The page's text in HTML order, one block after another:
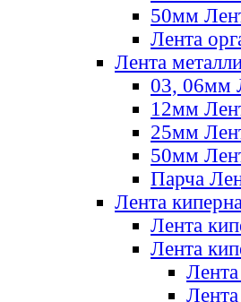
50мм
Лента
Лента
03, 06мм
12мм
25мм
50мм
Парча
Лента
Лента
Лента